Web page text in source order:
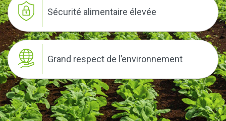
Sécurité alimentaire élevée
Grand respect de l’environnement